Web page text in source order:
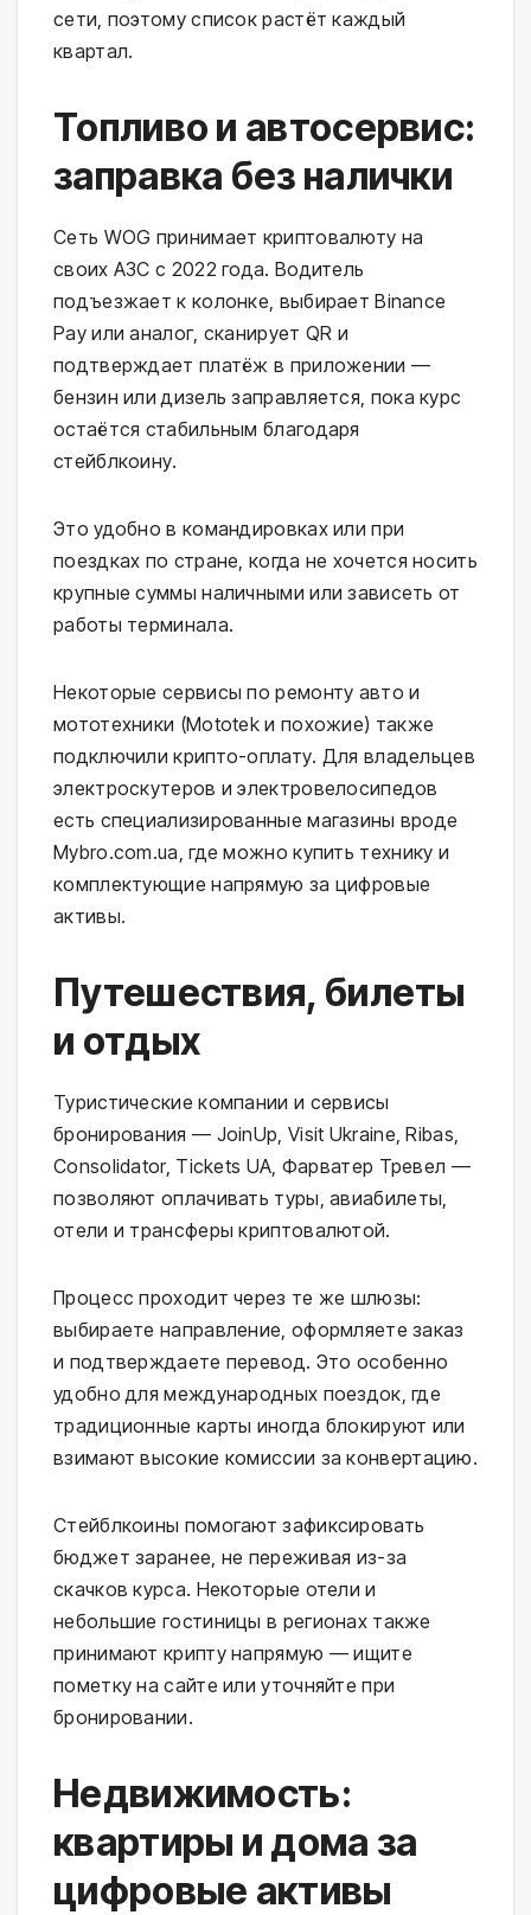
сети, поэтому список растёт каждый
квартал.
Топливо и автосервис:
заправка без налички
Сеть WOG принимает криптовалюту на
своих АЗС с 2022 года. Водитель
подъезжает к колонке, выбирает Binance
Pay или аналог, сканирует QR и
подтверждает платёж в приложении —
бензин или дизель заправляется, пока курс
остаётся стабильным благодаря
стейблкоину.
Это удобно в командировках или при
поездках по стране, когда не хочется носить
крупные суммы наличными или зависеть от
работы терминала.
Некоторые сервисы по ремонту авто и
мототехники (Mototek и похожие) также
подключили крипто-оплату. Для владельцев
электроскутеров и электровелосипедов
есть специализированные магазины вроде
Mybro.com.ua, где можно купить технику и
комплектующие напрямую за цифровые
активы.
Путешествия, билеты
и отдых
Туристические компании и сервисы
бронирования — JoinUp, Visit Ukraine, Ribas,
Consolidator, Tickets UA, Фарватер Тревел —
позволяют оплачивать туры, авиабилеты,
отели и трансферы криптовалютой.
Процесс проходит через те же шлюзы:
выбираете направление, оформляете заказ
и подтверждаете перевод. Это особенно
удобно для международных поездок, где
традиционные карты иногда блокируют или
взимают высокие комиссии за конвертацию.
Стейблкоины помогают зафиксировать
бюджет заранее, не переживая из-за
скачков курса. Некоторые отели и
небольшие гостиницы в регионах также
принимают крипту напрямую — ищите
пометку на сайте или уточняйте при
бронировании.
Недвижимость:
квартиры и дома за
цифровые активы